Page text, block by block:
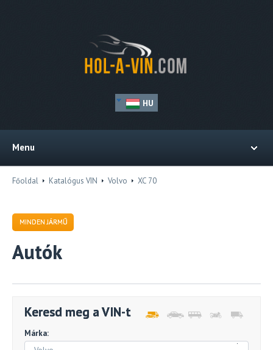
HU
Menu
Főoldal Katalógus VIN Volvo XC 70
MINDEN JÁRMŰ
Autók
Keresd meg a VIN-t
Márka: